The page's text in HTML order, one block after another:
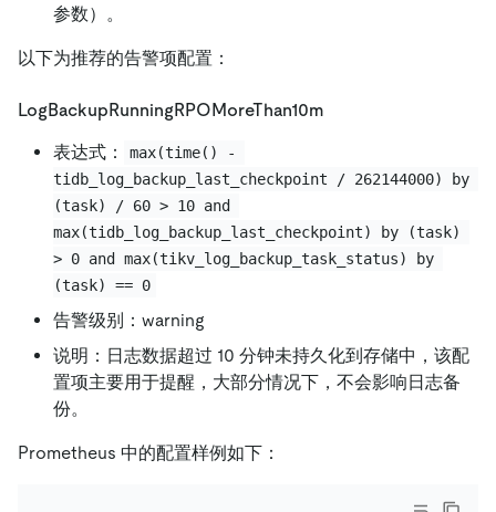
参数）。
以下为推荐的告警项配置：
LogBackupRunningRPOMoreThan10m
表达式：
max(time() -
tidb_log_backup_last_checkpoint / 262144000) by
(task) / 60 > 10 and
max(tidb_log_backup_last_checkpoint) by (task)
> 0 and max(tikv_log_backup_task_status) by
(task) == 0
告警级别：warning
说明：日志数据超过 10 分钟未持久化到存储中，该配
置项主要用于提醒，大部分情况下，不会影响日志备
份。
Prometheus 中的配置样例如下：